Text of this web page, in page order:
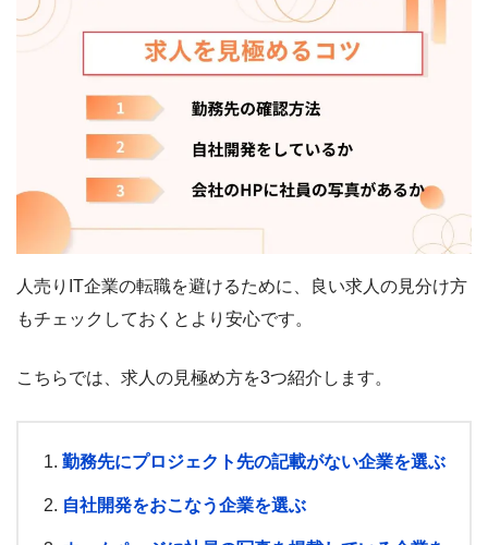
人売りIT企業の転職を避けるために、良い求人の見分け方
もチェックしておくとより安心です。
こちらでは、求人の見極め方を3つ紹介します。
勤務先にプロジェクト先の記載がない企業を選ぶ
自社開発をおこなう企業を選ぶ